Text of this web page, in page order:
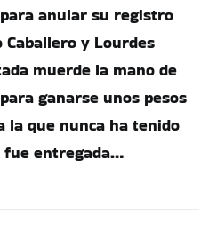
anular su registro
y Lourdes
muerde la mano de
ganarse unos pesos
la que nunca ha tenido
fue entregada…